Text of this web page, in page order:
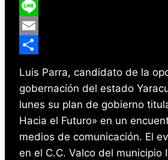
WeChat
Line
Email
Luis Parra, candidato de la
gobernación del estado
lunes su plan de gobierno
Hacia el Futuro» en un
medios de comunicación. El
en el C.C. Valco del municipio